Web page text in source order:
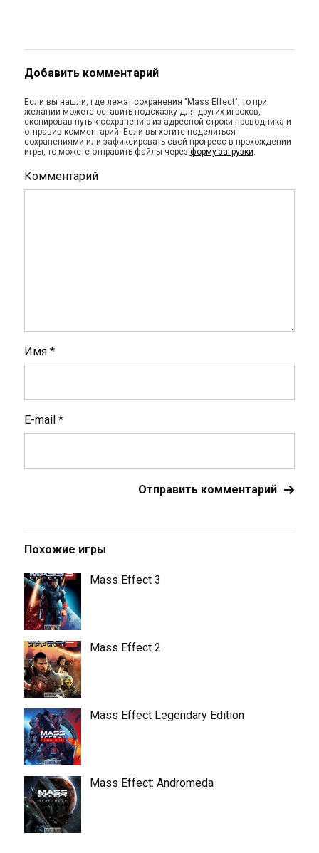
Добавить комментарий
Если вы нашли, где лежат сохранения "Mass Effect", то при
желании можете оставить подсказку для других игроков,
скопировав путь к сохранению из адресной строки проводника и
отправив комментарий. Если вы хотите поделиться
сохранениями или зафиксировать свой прогресс в прохождении
игры, то можете отправить файлы через форму загрузки.
Комментарий
Имя *
E-mail *
Похожие игры
Mass Effect 3
Mass Effect 2
Mass Effect Legendary Edition
Mass Effect: Andromeda